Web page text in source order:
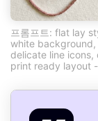
프롬프트: flat lay
white
delicate line
print ready layout